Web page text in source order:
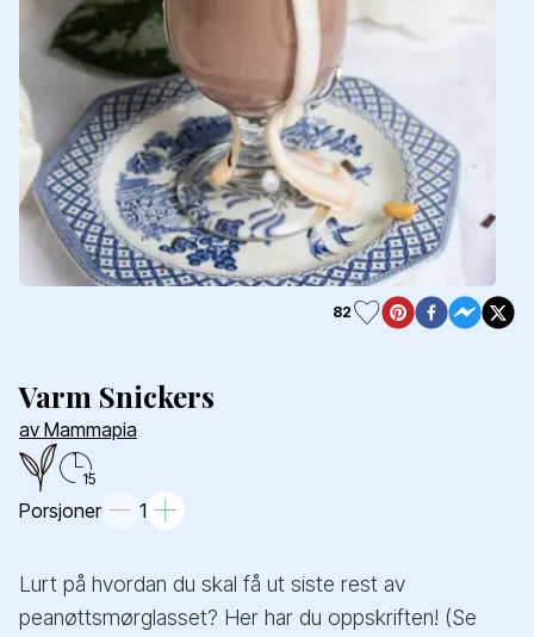
Varm Snickers
av Mammapia
15
Porsjoner 1
82
Lurt på hvordan du skal få ut siste rest av
peanøttsmørglasset? Her har du oppskriften! (Se